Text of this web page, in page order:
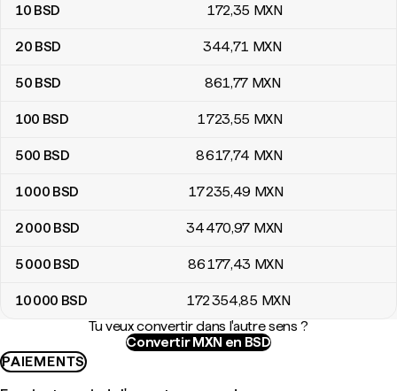
10 BSD 172,35 MXN
20 BSD 344,71 MXN
50 BSD 861,77 MXN
100 BSD 1 723,55 MXN
500 BSD 8 617,74 MXN
1 000 BSD 17 235,49 MXN
2 000 BSD 34 470,97 MXN
5 000 BSD 86 177,43 MXN
10 000 BSD 172 354,85 MXN
Tu veux convertir dans l'autre sens ?
Convertir MXN en BSD
PAIEMENTS